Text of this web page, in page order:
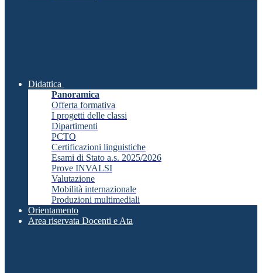
Didattica
Panoramica
Offerta formativa
I progetti delle classi
Dipartimenti
PCTO
Certificazioni linguistiche
Esami di Stato a.s. 2025/2026
Prove INVALSI
Valutazione
Mobilità internazionale
Produzioni multimediali
Orientamento
Area riservata Docenti e Ata